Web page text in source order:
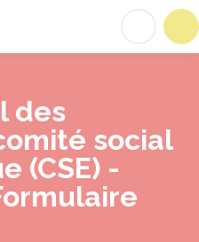
des
social
(CSE) -